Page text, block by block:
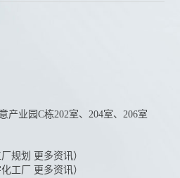
产业园C栋202室、204室、206室
规划 更多资讯）
工厂 更多资讯）